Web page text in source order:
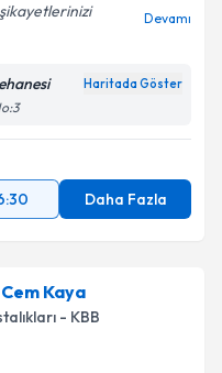
Devamı
Haritada Göster
Daha Fazla
Kaya
- KBB